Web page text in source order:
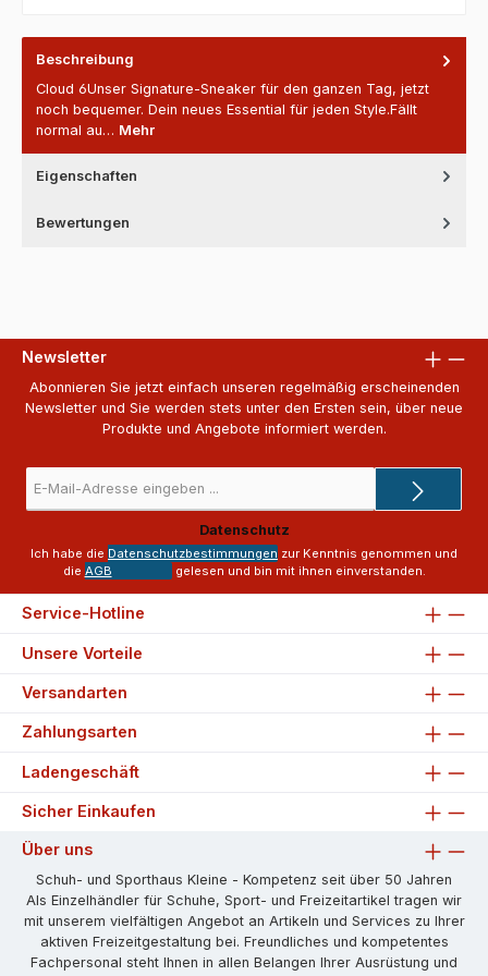
Beschreibung
Cloud 6Unser Signature-Sneaker für den ganzen Tag, jetzt
noch bequemer. Dein neues Essential für jeden Style.Fällt
normal au… Mehr
Eigenschaften
Bewertungen
Newsletter
Abonnieren Sie jetzt einfach unseren regelmäßig erscheinenden
Newsletter und Sie werden stets unter den Ersten sein, über neue
Produkte und Angebote informiert werden.
Mail-
Adresse
*
Datenschutz
Ich habe die Datenschutzbestimmungen zur Kenntnis genommen und
die AGB gelesen und bin mit ihnen einverstanden.
Service-Hotline
Unsere Vorteile
Versandarten
Zahlungsarten
Ladengeschäft
Sicher Einkaufen
Über uns
Schuh- und Sporthaus Kleine - Kompetenz seit über 50 Jahren
Als Einzelhändler für Schuhe, Sport- und Freizeitartikel tragen wir
mit unserem vielfältigen Angebot an Artikeln und Services zu Ihrer
aktiven Freizeitgestaltung bei. Freundliches und kompetentes
Fachpersonal steht Ihnen in allen Belangen Ihrer Ausrüstung und